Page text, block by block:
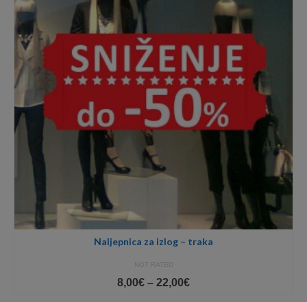
Naljepnica za izlog – traka
NOT RATED
8,00€ – 22,00€Price